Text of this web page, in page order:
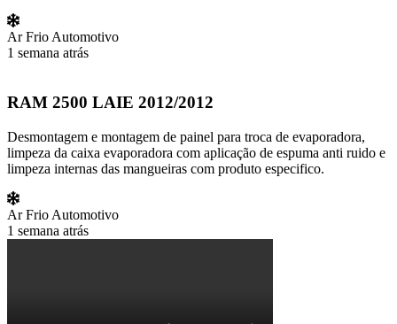
Ar Frio Automotivo
1 semana atrás
RAM 2500 LAIE 2012/2012
Desmontagem e montagem de painel para troca de evaporadora,
limpeza da caixa evaporadora com aplicação de espuma anti ruido e
limpeza internas das mangueiras com produto especifico.
Ar Frio Automotivo
1 semana atrás